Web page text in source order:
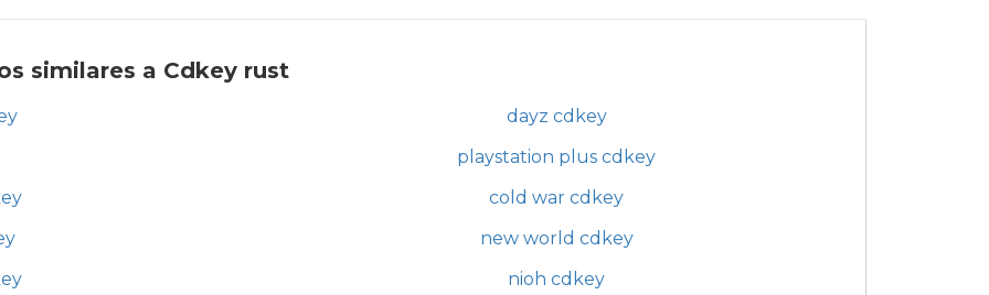
similares a Cdkey rust
dayz cdkey
playstation plus cdkey
cold war cdkey
new world cdkey
nioh cdkey